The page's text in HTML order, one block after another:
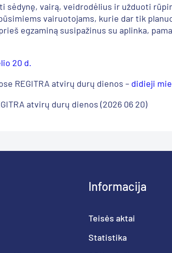
vairą, veidrodėlius ir užduoti
vairuotojams, kurie dar tik
egzaminą susipažinus su aplinka,
20 d.
REGITRA atvirų durų dienos – didieji
atvirų durų dienos (2026 06 20)
Informacija
Teisės aktai
Statistika